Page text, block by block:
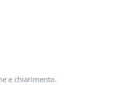
e chiarimento.